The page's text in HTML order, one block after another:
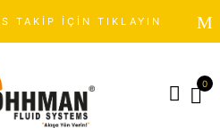
TAKİP İÇİN TIKLAYIN
0